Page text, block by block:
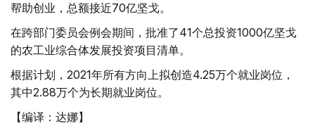
帮助创业，总额接近70亿坚戈。
在跨部门委员会例会期间，批准了41个总投资1000亿坚戈
的农工业综合体发展投资项目清单。
根据计划，2021年所有方向上拟创造4.25万个就业岗位，
其中2.88万个为长期就业岗位。
【编译：达娜】